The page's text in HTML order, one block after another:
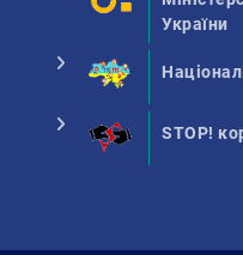
України
STOP!